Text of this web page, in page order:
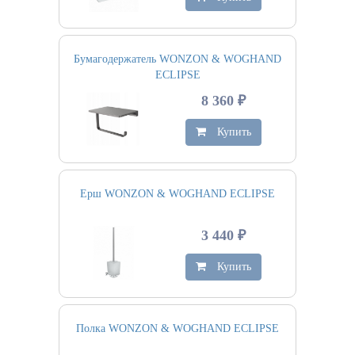
Бумагодержатель WONZON & WOGHAND
ECLIPSE
8 360 ₽
Купить
Ерш WONZON & WOGHAND ECLIPSE
3 440 ₽
Купить
Полка WONZON & WOGHAND ECLIPSE